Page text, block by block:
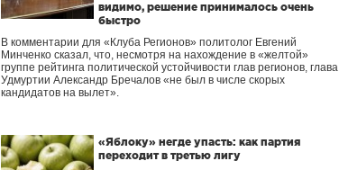
видимо, решение принималось очень
быстро
В комментарии для «Клуба Регионов» политолог Евгений
Минченко сказал, что, несмотря на нахождение в «желтой»
группе рейтинга политической устойчивости глав регионов, глава
Удмуртии Александр Бречалов «не был в числе скорых
кандидатов на вылет».
«Яблоку» негде упасть: как партия
переходит в третью лигу